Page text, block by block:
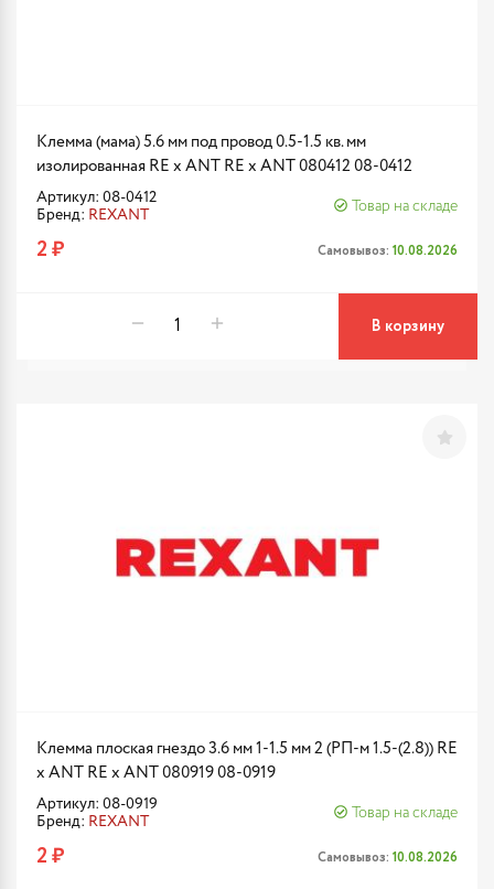
Клемма (мама) 5.6 мм под провод 0.5-1.5 кв. мм
изолированная RE x ANT RE x ANT 080412 08-0412
Артикул: 08-0412
Бренд: REXANT
Товар на складе
2 ₽ Самовывоз: 10.08.2026
В корзину
Клемма плоская гнездо 3.6 мм 1-1.5 мм 2 (РП-м 1.5-(2.8)) RE
x ANT RE x ANT 080919 08-0919
Артикул: 08-0919
Бренд: REXANT
Товар на складе
2 ₽ Самовывоз: 10.08.2026